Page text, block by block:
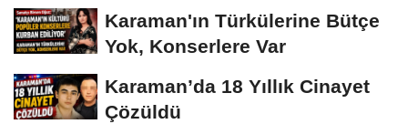
Karaman'ın Türkülerine Bütçe
Yok, Konserlere Var
Karaman’da 18 Yıllık Cinayet
Çözüldü